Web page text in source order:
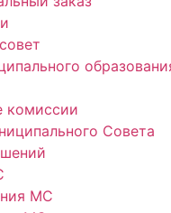
комиссии
Совета
МС